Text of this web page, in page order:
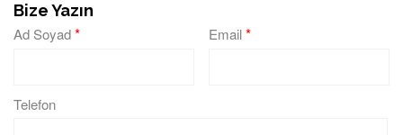
Bize Yazın
Ad Soyad* Email*
Telefon